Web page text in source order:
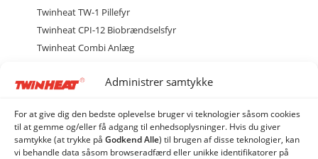
Administrer samtykke
For at give dig den bedste oplevelse bruger vi teknologier såsom cookies
til at gemme og/eller få adgang til enhedsoplysninger. Hvis du giver
samtykke (at trykke på Godkend Alle) til brugen af ​​disse teknologier, kan
vi behandle data såsom browseradfærd eller unikke identifikatorer på
Twinheat TW-1 Pillefyr
Twinheat CPI-12 Biobrændselsfyr
Twinheat Combi Anlæg
Type MCS med cellesluse
ME20 Biobrændselsanlæg
ME40 Biobrændselsanlæg